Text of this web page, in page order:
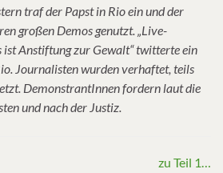
traf der Papst in Rio ein und der
großen Demos genutzt. „Live-
ist Anstiftung zur Gewalt“ twitterte ein
Journalisten wurden verhaftet, teils
DemonstrantInnen fordern laut die
und nach der Justiz.
zu Teil 1…